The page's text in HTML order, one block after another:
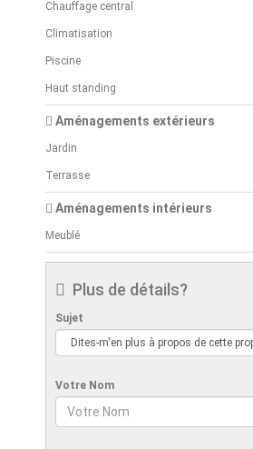
Chauffage central
Climatisation
Piscine
Haut standing
Aménagements extérieurs
Jardin
Terrasse
Aménagements intérieurs
Meublé
Plus de détails?
Sujet
Votre Nom